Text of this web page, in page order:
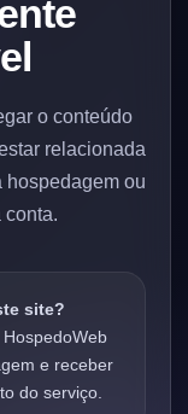
o conteúdo
relacionada
hospedagem ou
conta.
site?
e receber
do serviço.